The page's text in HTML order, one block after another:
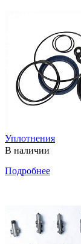
Уплотнения
В наличии
Подробнее